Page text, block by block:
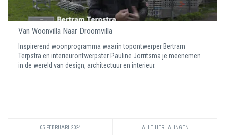
Van Woonvilla Naar Droomvilla
Inspirerend woonprogramma waarin topontwerper Bertram
Terpstra en interieurontwerpster Pauline Jorritsma je meenemen
in de wereld van design, architectuur en interieur.
05 FEBRUARI 2024 ALLE HERHALINGEN